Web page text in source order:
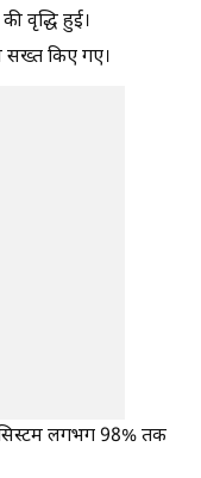
वृद्धि हुई।
सख्त किए गए।
लगभग 98% तक